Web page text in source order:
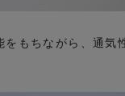
をもちながら、通気